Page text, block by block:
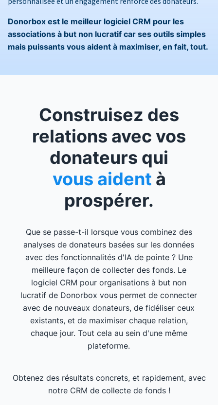
Donorbox est le meilleur logiciel CRM pour les
associations à but non lucratif car ses outils simples
mais puissants vous aident à maximiser, en fait, tout.
Construisez des
relations avec vos
donateurs qui
vous aident à
prospérer.
Que se passe-t-il lorsque vous combinez des
analyses de donateurs basées sur les données
avec des fonctionnalités d'IA de pointe ? Une
meilleure façon de collecter des fonds. Le
logiciel CRM pour organisations à but non
lucratif de Donorbox vous permet de connecter
avec de nouveaux donateurs, de fidéliser ceux
existants, et de maximiser chaque relation,
chaque jour. Tout cela au sein d'une même
plateforme.
Obtenez des résultats concrets, et rapidement, avec
notre CRM de collecte de fonds !